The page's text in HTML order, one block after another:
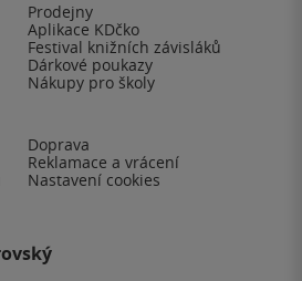
Prodejny
Aplikace KDčko
Festival knižních závisláků
Dárkové poukazy
Nákupy pro školy
Doprava
Reklamace a vrácení
Nastavení cookies